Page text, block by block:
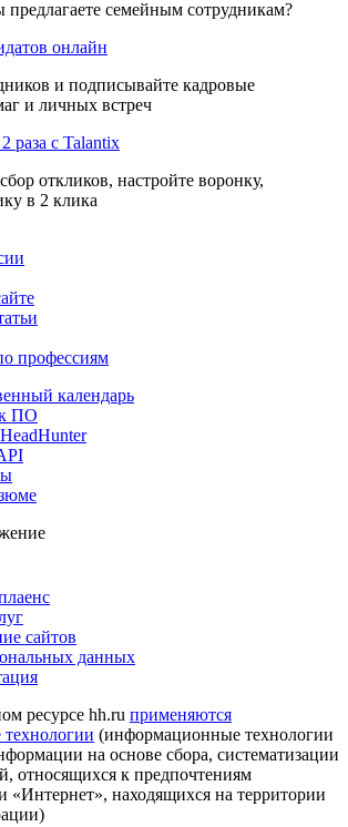
предлагаете семейным сотрудникам?
онлайн
и подписывайте кадровые
и личных встреч
раза с Talantix
откликов, настройте воронку,
в 2 клика
профессиям
календарь
к ПО
сайтов
данных
ресурсе hh.ru применяются
технологии (информационные технологии
на основе сбора, систематизации
относящихся к предпочтениям
«Интернет», находящихся на территории